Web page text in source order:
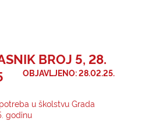
BROJ 5, 28.
OBJAVLJENO: 28.02.25.
u školstvu Grada
godinu